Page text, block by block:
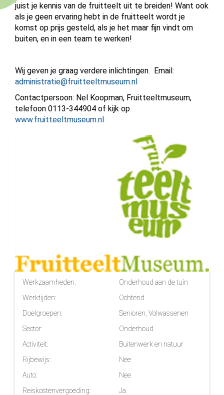
juist je kennis van de fruitteelt uit te breiden! Want ook
als je geen ervaring hebt in de fruitteelt wordt je
komst op prijs gesteld, als je het maar fijn vindt om
buiten, en in een team te werken!
Wij geven je graag verdere inlichtingen. Email:
administratie@fruitteeltmuseum.nl
Contactpersoon: Nel Koopman, Fruitteeltmuseum,
telefoon 0113-344904 of kijk op
www.fruitteeltmuseum.nl
Werkzaamheden:
Onderhoud aan de tuin
Werktijden:
Ochtend
Doelgroepen:
Senioren, Volwassenen
Sector:
Onderhoud
Activiteit:
Buitenwerk en natuur
Rijbewijs:
Nee
Auto:
Nee
Reiskostenvergoeding:
Ja